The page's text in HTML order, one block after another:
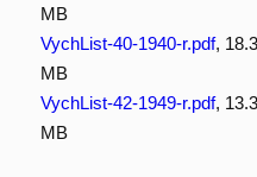
MB
VychList-40-1940-r.pdf, 18.3
MB
VychList-42-1949-r.pdf, 13.3
MB